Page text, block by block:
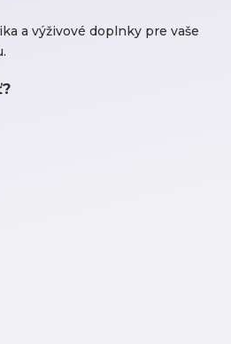
a výživové doplnky pre vaše